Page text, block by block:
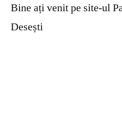
Bine ați venit pe site-ul
Desești